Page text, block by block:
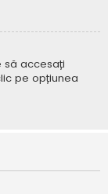
să accesați
pe opțiunea